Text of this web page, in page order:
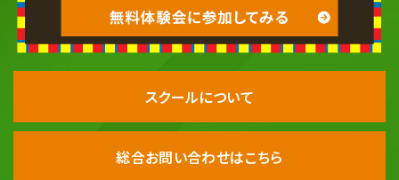
スクールについて
総合お問い合わせはこちら